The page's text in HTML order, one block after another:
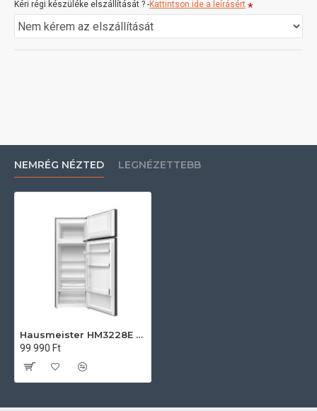
Kéri régi készüléke elszállítását ? -Kattintson ide a leírásért
NEMRÉG NÉZTED LEGNÉZETTEBB
Hausmeister HM3228E Kombinált felülfagyasztós hűtőszekrény
99 990 Ft